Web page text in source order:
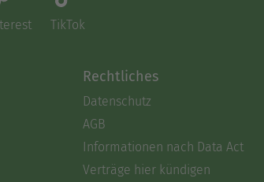
TikTok
Rechtliches
Datenschutz
AGB
Informationen nach Data Act
Verträge hier kündigen